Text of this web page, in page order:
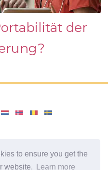
to ensure you get the
website.
Learn more
der
und Rezepte für eine